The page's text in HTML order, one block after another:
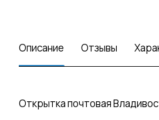
Описание Отзывы
Открытка почтовая